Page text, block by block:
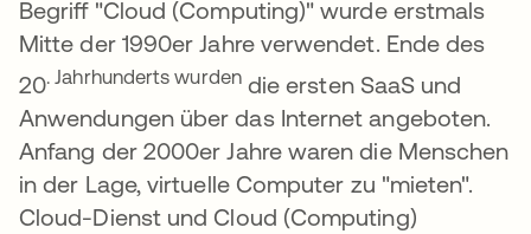
Begriff "Cloud (Computing)" wurde erstmals
Mitte der 1990er Jahre verwendet. Ende des
20. Jahrhunderts wurdendie ersten SaaS und
Anwendungen über das Internet angeboten.
Anfang der 2000er Jahre waren die Menschen
in der Lage, virtuelle Computer zu "mieten".
Cloud-Dienst und Cloud (Computing)